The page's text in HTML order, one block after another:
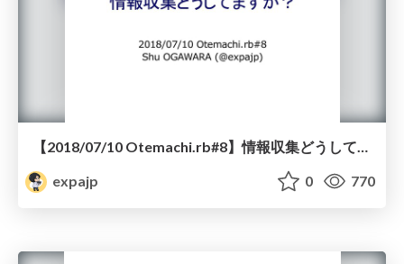
【2018/07/10 Otemachi.rb#8】情報収集どうしてますか？
expajp
0 770